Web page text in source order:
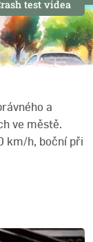
test videa
a
ve městě.
km/h, boční při